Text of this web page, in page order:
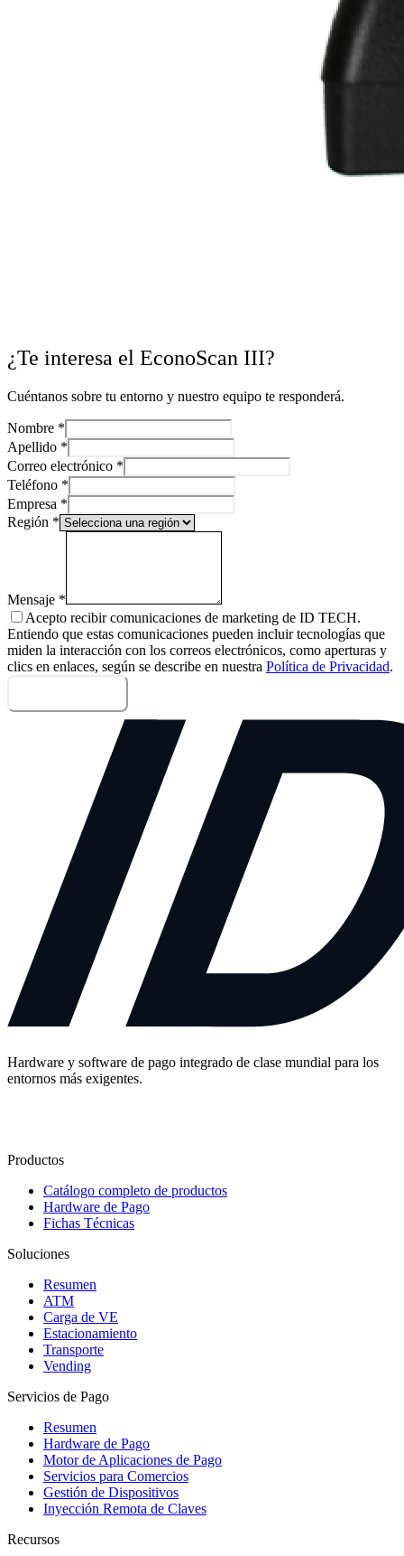
¿Te interesa el EconoScan III?
Cuéntanos sobre tu entorno y nuestro equipo te responderá.
Nombre *
Apellido *
Correo electrónico *
Teléfono *
Empresa *
Región *
Mensaje *
Acepto recibir comunicaciones de marketing de ID TECH.
Entiendo que estas comunicaciones pueden incluir tecnologías que
miden la interacción con los correos electrónicos, como aperturas y
clics en enlaces, según se describe en nuestra Política de Privacidad.
Hardware y software de pago integrado de clase mundial para los
entornos más exigentes.
Productos
Catálogo completo de productos
Hardware de Pago
Fichas Técnicas
Soluciones
Resumen
ATM
Carga de VE
Estacionamiento
Transporte
Vending
Servicios de Pago
Resumen
Hardware de Pago
Motor de Aplicaciones de Pago
Servicios para Comercios
Gestión de Dispositivos
Inyección Remota de Claves
Recursos